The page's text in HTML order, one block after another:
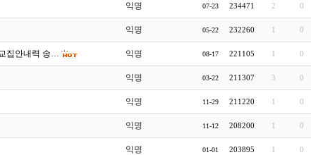
익명 07-23 234471 2 0
익명 05-22 232260 1 0
집안내력 송… 익명 08-17 221105 1 0
익명 03-22 211307 3 0
익명 11-29 211220 1 0
익명 11-12 208200 1 0
익명 01-01 203895 1 0